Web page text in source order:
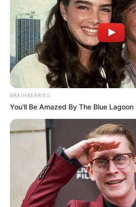
BRAINBERRIES
You'll Be Amazed By The Blue